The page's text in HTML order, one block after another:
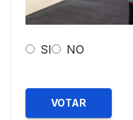
SI NO
VOTAR